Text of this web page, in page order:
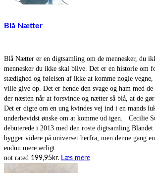
Blå Nætter
Blå Nætter er en digtsamling om de mennesker, du
mennesker du ikke skal blive. Det er en historie om
stædighed og følelsen af ikke at komme nogle
ville give op. Det er hende den svage og ham med
der næsten når at forsvinde og nætter så blå, at de
Det er digte om en ung kvindes vej ind i en mands
underbevidst ønske om at komme ud igen. Cecilie
debuterede i 2013 med den roste digtsamling
bygger videre på universet herfra, men denne gang
endnu mere ærligt.
not rated 199,95kr. Læs mere